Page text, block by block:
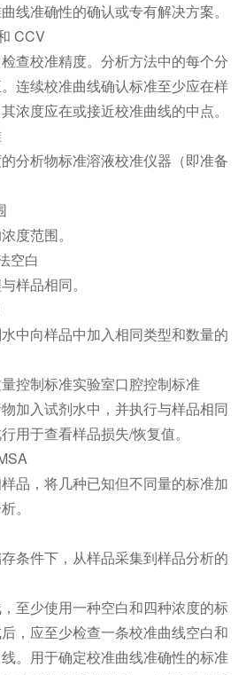
准确性的确认或专有解决方案。
CCV
校准精度。分析方法中的每个分
连续校准曲线确认标准至少应在样
浓度应在或接近校准曲线的中点。
析物标准溶液校准仪器（即准备
范围。
空白
品相同。
向样品中加入相同类型和数量的
制标准实验室口腔控制标准
入试剂水中，并执行与样品相同
用于查看样品损失/恢复值。
，将几种已知但不同量的标准加
。
件下，从样品采集到样品分析的
少使用一种空白和四种浓度的标
，应至少检查一条校准曲线空白和
。用于确定校准曲线准确性的标准